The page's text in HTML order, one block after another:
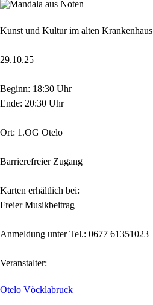
Kunst und Kultur im alten Krankenhaus
29.10.25
Beginn: 18:30 Uhr
Ende: 20:30 Uhr
Ort: 1.OG Otelo
Barrierefreier Zugang
Karten erhältlich bei:
Freier Musikbeitrag
Anmeldung unter Tel.: 0677 61351023
Veranstalter:
Otelo Vöcklabruck